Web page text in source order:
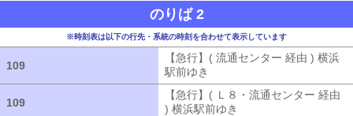
のりば 2
※時刻表は以下の行先・系統の時刻を合わせて表示しています
109
【急行】( 流通センター 経由 ) 横浜
駅前ゆき
109
【急行】( Ｌ８・流通センター 経由
) 横浜駅前ゆき